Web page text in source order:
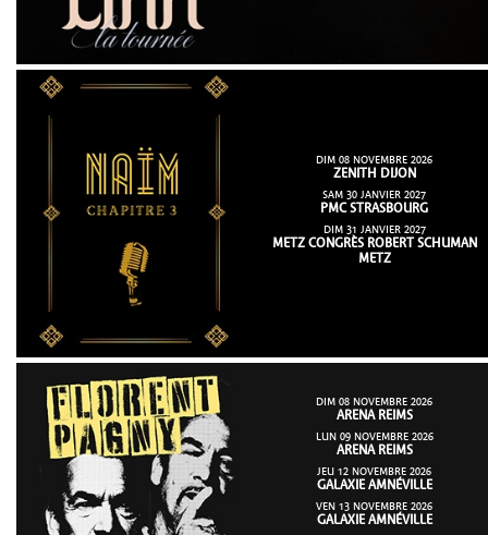
DIM 08 NOVEMBRE 2026
ZENITH DIJON
SAM 30 JANVIER 2027
PMC STRASBOURG
DIM 31 JANVIER 2027
METZ CONGRÈS ROBERT SCHUMAN
METZ
DIM 08 NOVEMBRE 2026
ARENA REIMS
LUN 09 NOVEMBRE 2026
ARENA REIMS
JEU 12 NOVEMBRE 2026
GALAXIE AMNÉVILLE
VEN 13 NOVEMBRE 2026
GALAXIE AMNÉVILLE